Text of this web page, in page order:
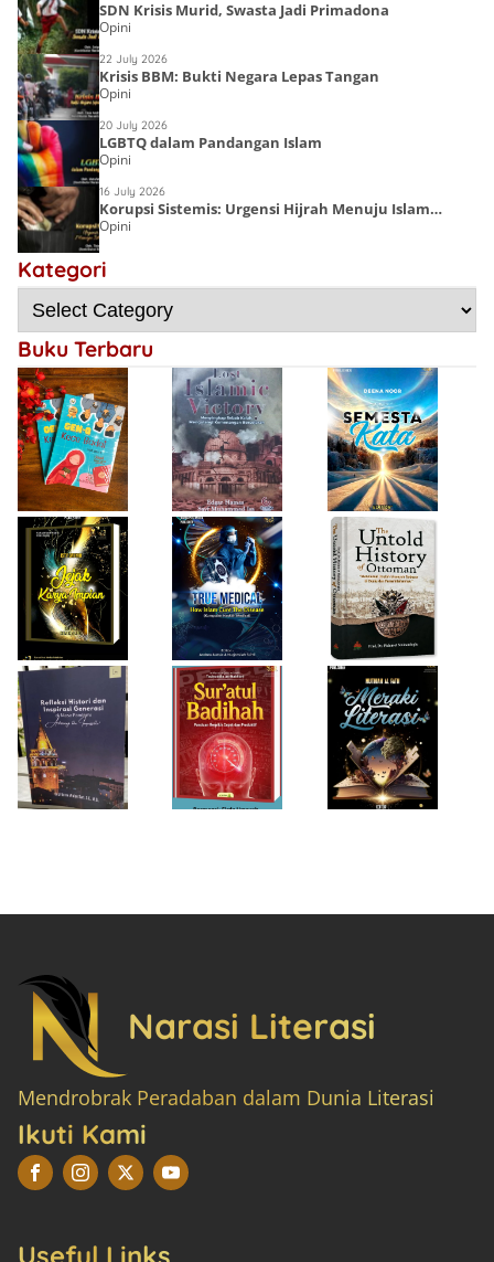
SDN Krisis Murid, Swasta Jadi Primadona
Opini
22 July 2026
Krisis BBM: Bukti Negara Lepas Tangan
Opini
20 July 2026
LGBTQ dalam Pandangan Islam
Opini
16 July 2026
Korupsi Sistemis: Urgensi Hijrah Menuju Islam
Kaffah
Opini
Kategori
Buku Terbaru
Choirin Fitri
Resensi Buku
Gen-Q Kece Badai
Kemenangan
Isty Daiyah
Jejak Karya Impian
Firda Umayah
True Medical,
Bukan Sekadar
Buku Medis
Haifa Eimaan
The Untold
History of
Ottoman
Desi Wulan Sari
Refleksi Histori
dan Inspirasi
Generasi di Masa
Pandemi
“Achieving the
Impossible”
Firda Umayah
Sur'atul Badihah,
Panduan Berpikir
Cepat dan
Produktif
Sartinah
Rempaka
Literasiku
Narasi Literasi
Mendrobrak Peradaban dalam Dunia Literasi
Ikuti Kami
Useful Links